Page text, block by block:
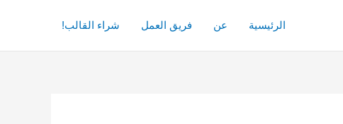
الرئيسية عن فريق العمل شراء القالب!